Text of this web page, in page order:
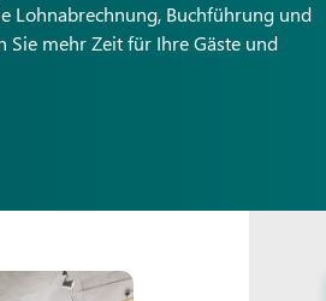
Lohnabrechnung, Buchführung und
mehr Zeit für Ihre Gäste und